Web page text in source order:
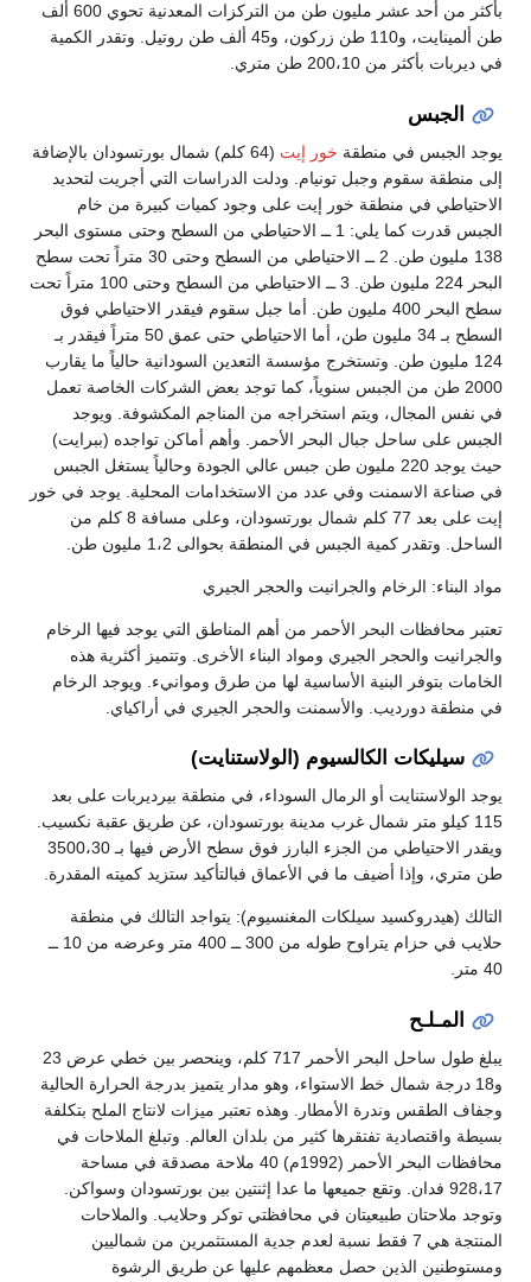
بأكثر من أحد عشر مليون طن من التركزات المعدنية تحوي 600 ألف
طن ألمينايت، و110 طن زركون، و45 ألف طن روتيل. وتقدر الكمية
في ديربات بأكثر من 200،10 طن متري.
الجبس
يوجد الجبس في منطقة خور إيت
(64 كلم) شمال بورتسودان بالإضافة
إلى منطقة سقوم وجبل تونيام. ودلت الدراسات التي أجريت لتحديد
الاحتياطي في منطقة خور إيت على وجود كميات كبيرة من خام
الجبس قدرت كما يلي: 1 ــ الاحتياطي من السطح وحتى مستوى البحر
138 مليون طن. 2 ــ الاحتياطي من السطح وحتى 30 متراً تحت سطح
البحر 224 مليون طن. 3 ــ الاحتياطي من السطح وحتى 100 متراً تحت
سطح البحر 400 مليون طن. أما جبل سقوم فيقدر الاحتياطي فوق
السطح بـ 34 مليون طن، أما الاحتياطي حتى عمق 50 متراً فيقدر بـ
124 مليون طن. وتستخرج مؤسسة التعدين السودانية حالياً ما يقارب
2000 طن من الجبس سنوياً، كما توجد بعض الشركات الخاصة تعمل
في نفس المجال، ويتم استخراجه من المناجم المكشوفة. ويوجد
الجبس على ساحل جبال البحر الأحمر. وأهم أماكن تواجده (ببرايت)
حيث يوجد 220 مليون طن جبس عالي الجودة وحالياً يستغل الجبس
في صناعة الاسمنت وفي عدد من الاستخدامات المحلية. يوجد في خور
إيت على بعد 77 كلم شمال بورتسودان، وعلى مسافة 8 كلم من
الساحل. وتقدر كمية الجبس في المنطقة بحوالى 1،2 مليون طن.
مواد البناء: الرخام والجرانيت والحجر الجيري
تعتبر محافظات البحر الأحمر من أهم المناطق التي يوجد فيها الرخام
والجرانيت والحجر الجيري ومواد البناء الأخرى. وتتميز أكثرية هذه
الخامات بتوفر البنية الأساسية لها من طرق وموانيء. ويوجد الرخام
في منطقة دورديب. والأسمنت والحجر الجيري في أراكياي.
سيليكات الكالسيوم (الولاستنايت)
يوجد الولاستنايت أو الرمال السوداء، في منطقة بيرديربات على بعد
115 كيلو متر شمال غرب مدينة بورتسودان، عن طريق عقبة نكسيب.
ويقدر الاحتياطي من الجزء البارز فوق سطح الأرض فيها بـ 3500،30
طن متري، وإذا أضيف ما في الأعماق فبالتأكيد ستزيد كميته المقدرة.
التالك (هيدروكسيد سيلكات المغنسيوم): يتواجد التالك في منطقة
حلايب في حزام يتراوح طوله من 300 ــ 400 متر وعرضه من 10 ــ
40 متر.
المـلـح
يبلغ طول ساحل البحر الأحمر 717 كلم، وينحصر بين خطي عرض 23
و18 درجة شمال خط الاستواء، وهو مدار يتميز بدرجة الحرارة الحالية
وجفاف الطقس وندرة الأمطار. وهذه تعتبر ميزات لانتاج الملح بتكلفة
بسيطة واقتصادية تفتقرها كثير من بلدان العالم. وتبلغ الملاحات في
محافظات البحر الأحمر (1992م) 40 ملاحة مصدقة في مساحة
928،17 فدان. وتقع جميعها ما عدا إثنتين بين بورتسودان وسواكن.
وتوجد ملاحتان طبيعيتان في محافظتي توكر وحلايب. والملاحات
المنتجة هي 7 فقط نسبة لعدم جدية المستثمرين من شماليين
ومستوطنين الذين حصل معظمهم عليها عن طريق الرشوة